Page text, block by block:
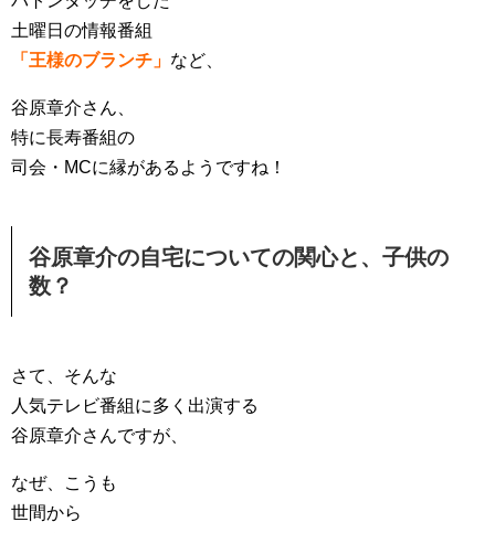
土曜日の情報番組
「王様のブランチ」 など、
谷原章介さん、
特に長寿番組の
司会・MCに縁があるようですね！
谷原章介の自宅についての関心と、子供の
数？
さて、そんな
人気テレビ番組に多く出演する
谷原章介さんですが、
なぜ、こうも
世間から